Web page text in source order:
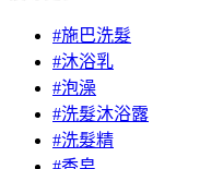
#施巴洗髮
#沐浴乳
#泡澡
#洗髮沐浴露
#洗髮精